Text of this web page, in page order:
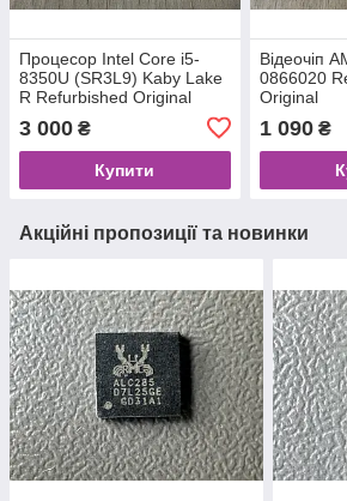
Процесор Intel Core i5-
8350U (SR3L9) Kaby Lake
R Refurbished Original
3 000 ₴
Купити
Відеочіп
0866020
Original
1 090₴
Акційні пропозиції та новинки